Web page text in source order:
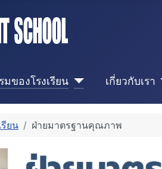
มของโรงเรียน เกี่ยวกับเรา
ยน ฝ่ายมาตรฐานคุณภาพ